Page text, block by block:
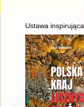
Ustawa